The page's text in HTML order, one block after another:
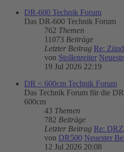
DR-600 Technik Forum
Das DR-600 Technik Forum
762 Themen
11073 Beiträge
Letzter Beitrag Re:
von Stollenreiter
19 Jul 2026 22:19
DR < 600cm Technik Forum
Das Technik Forum für die
600cm
43 Themen
782 Beiträge
Letzter Beitrag Re:
von DR500 Neuester
12 Jul 2026 20:08